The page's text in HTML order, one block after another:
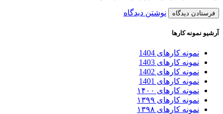
نوشتن دیدگاه
آرشیو نمونه کارها
نمونه کارهای 1404
نمونه کارهای 1403
نمونه کارهای 1402
نمونه کارهای 1401
نمونه کارهای ۱۴۰۰
نمونه کارهای ۱۳۹۹
نمونه کارهای ۱۳۹۸